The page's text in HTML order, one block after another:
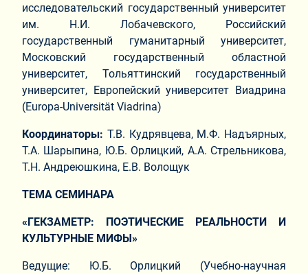
исследовательский государственный университет
им. Н.И. Лобачевского, Российский
государственный гуманитарный университет,
Московский государственный областной
университет, Тольяттинский государственный
университет, Европейский университет Виадрина
(Europa-Universität Viadrina)
Координаторы: Т.В. Кудрявцева, М.Ф. Надъярных,
Т.А. Шарыпина, Ю.Б. Орлицкий, А.А. Стрельникова,
Т.Н. Андреюшкина, Е.В. Волощук
ТЕМА СЕМИНАРА
«ГЕКЗАМЕТР: ПОЭТИЧЕСКИЕ РЕАЛЬНОСТИ И
КУЛЬТУРНЫЕ МИФЫ»
Ведущие: Ю.Б. Орлицкий (Учебно-научная